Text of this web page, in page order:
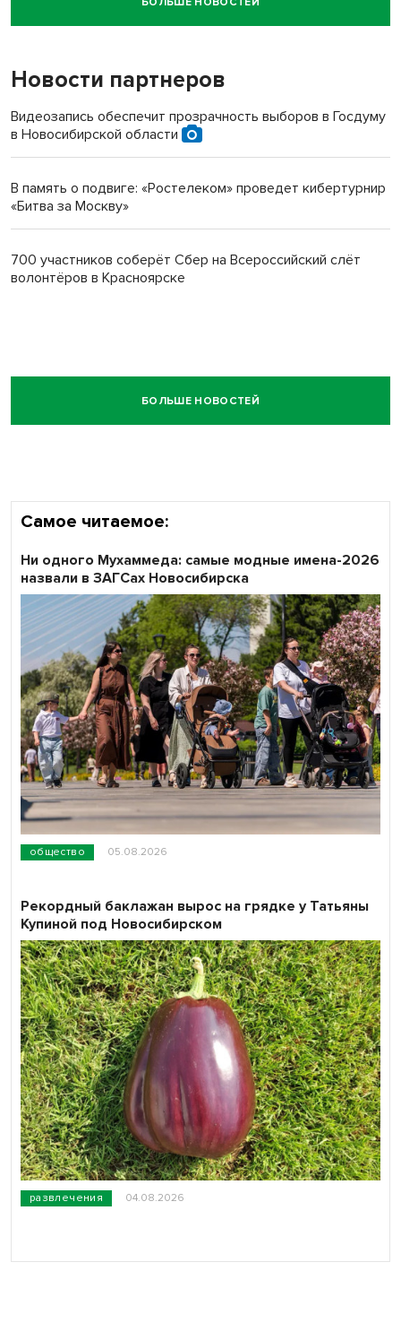
Новосибирский суд наказал водителя за смерть
пенсионерки на вокзале
Новости партнеров
Видеозапись обеспечит прозрачность выборов в Госдуму
в Новосибирской области
В память о подвиге: «Ростелеком» проведет кибертурнир
«Битва за Москву»
700 участников соберёт Сбер на Всероссийский слёт
волонтёров в Красноярске
БОЛЬШЕ НОВОСТЕЙ
Самое читаемое:
общество 05.08.2026
Ни одного Мухаммеда: самые модные имена-2026
назвали в ЗАГСах Новосибирска
развлечения 04.08.2026
Рекордный баклажан вырос на грядке у Татьяны
Купиной под Новосибирском